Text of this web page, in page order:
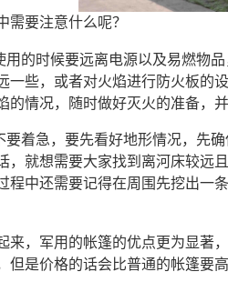
需要注意什么呢？
用的时候要远离电源以及易燃物
一些，或者对火焰进行防火板的
的情况，随时做好灭火的准备，
要着急，要先看好地形情况，先
，就想需要大家找到离河床较远
程中还需要记得在周围先挖出一
来，军用的帐篷的优点更为显著
但是价格的话会比普通的帐篷要